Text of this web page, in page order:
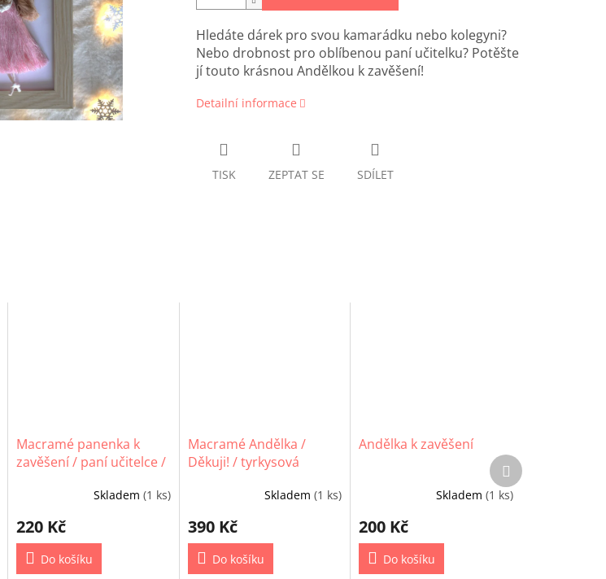
Hledáte dárek pro svou kamarádku nebo kolegyni?
Nebo drobnost pro oblíbenou paní učitelku? Potěšte
jí touto krásnou Andělkou k zavěšení!
Detailní informace
TISK ZEPTAT SE SDÍLET
Macramé panenka k
zavěšení / paní učitelce /
Skladem (1 ks)
220 Kč
Do košíku
Macramé Andělka /
Děkuji! / tyrkysová
Skladem(1 ks)
390 Kč
Do košíku
Andělka k zavěšení
Skladem (1 ks)
200 Kč
Do košíku
Další
produkt